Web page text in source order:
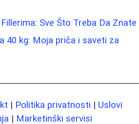
Sve Što Treba Da Znate
40 kg: Moja priča i saveti za
| Politika privatnosti | Uslovi
| Marketinški servisi